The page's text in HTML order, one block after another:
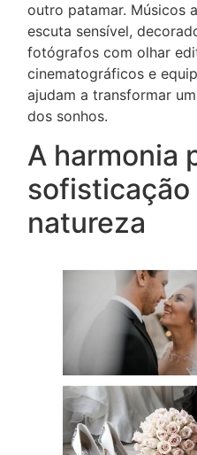
outro patamar. Músicos
escuta sensível,
fotógrafos com olhar
cinematográficos e
ajudam a transformar
dos sonhos.
A harmonia
sofisticação
natureza